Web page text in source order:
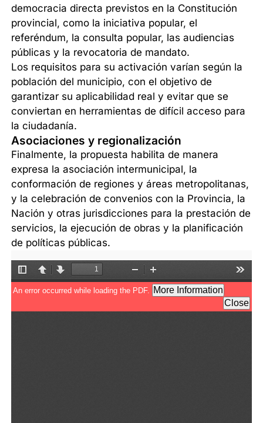
democracia directa previstos en la Constitución
provincial, como la iniciativa popular, el
referéndum, la consulta popular, las audiencias
públicas y la revocatoria de mandato.
Los requisitos para su activación varían según la
población del municipio, con el objetivo de
garantizar su aplicabilidad real y evitar que se
conviertan en herramientas de difícil acceso para
la ciudadanía.
Asociaciones y regionalización
Finalmente, la propuesta habilita de manera
expresa la asociación intermunicipal, la
conformación de regiones y áreas metropolitanas,
y la celebración de convenios con la Provincia, la
Nación y otras jurisdicciones para la prestación de
servicios, la ejecución de obras y la planificación
de políticas públicas.